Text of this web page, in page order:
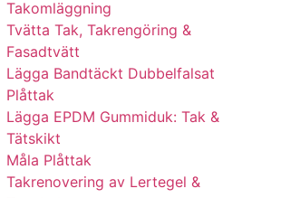
Takomläggning
Tvätta Tak, Takrengöring &
Fasadtvätt
Lägga Bandtäckt Dubbelfalsat
Plåttak
Lägga EPDM Gummiduk: Tak &
Tätskikt
Måla Plåttak
Takrenovering av Lertegel &